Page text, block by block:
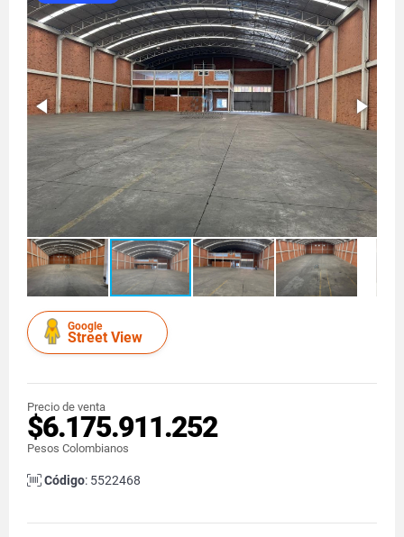
Google
Street View
Precio de venta
$6.175.911.252
Pesos Colombianos
Código: 5522468